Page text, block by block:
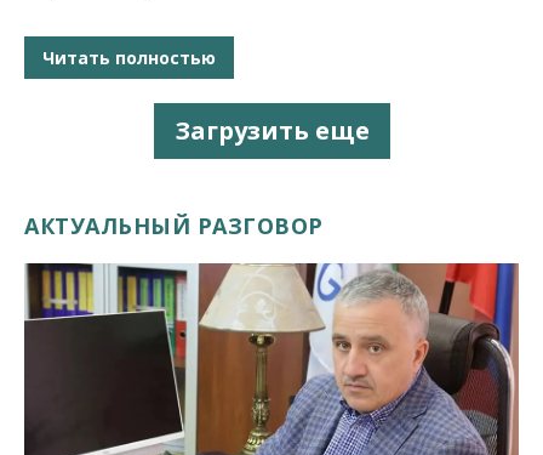
Читать полностью
Загрузить еще
АКТУАЛЬНЫЙ РАЗГОВОР